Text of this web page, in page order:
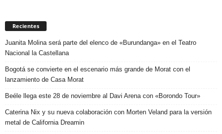
Recientes
Juanita Molina será parte del elenco de «Burundanga» en el Teatro
Nacional la Castellana
Bogotá se convierte en el escenario más grande de Morat con el
lanzamiento de Casa Morat
Beéle llega este 28 de noviembre al Davi Arena con «Borondo Tour»
Caterina Nix y su nueva colaboración con Morten Veland para la versión
metal de California Dreamin